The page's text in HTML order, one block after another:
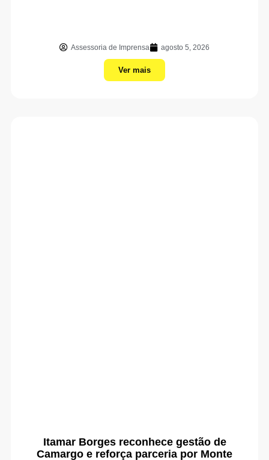
Assessoria de Imprensa agosto 5, 2026
Ver mais
Itamar Borges reconhece gestão de
Camargo e reforça parceria por Monte